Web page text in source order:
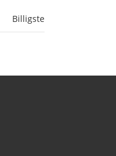
Billigste